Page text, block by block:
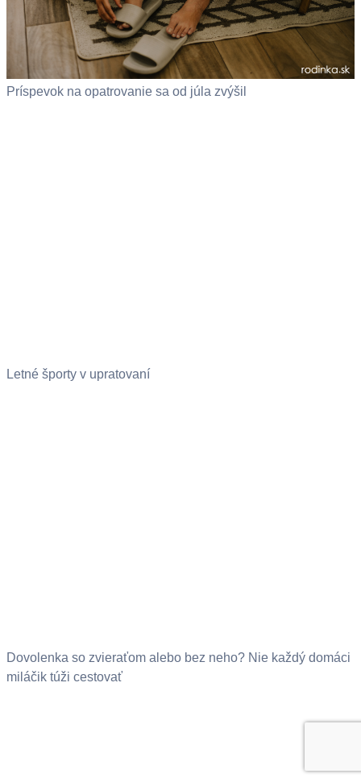
Príspevok na opatrovanie sa od júla zvýšil
Letné športy v upratovaní
Dovolenka so zvieraťom alebo bez neho? Nie každý domáci
miláčik túži cestovať